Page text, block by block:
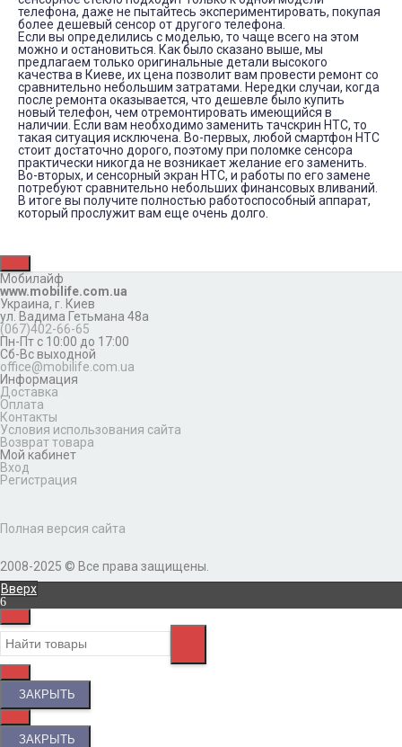
телефона, даже не пытайтесь экспериментировать, покупая
более дешевый сенсор от другого телефона.
Если вы определились с моделью, то чаще всего на этом
можно и остановиться. Как было сказано выше, мы
предлагаем только оригинальные детали высокого
качества в Киеве, их цена позволит вам провести ремонт со
сравнительно небольшим затратами. Нередки случаи, когда
после ремонта оказывается, что дешевле было купить
новый телефон, чем отремонтировать имеющийся в
наличии. Если вам необходимо заменить тачскрин HTC, то
такая ситуация исключена. Во-первых, любой смартфон HTC
стоит достаточно дорого, поэтому при поломке сенсора
практически никогда не возникает желание его заменить.
Во-вторых, и сенсорный экран HTC, и работы по его замене
потребуют сравнительно небольших финансовых вливаний.
В итоге вы получите полностью работоспособный аппарат,
который прослужит вам еще очень долго.
Мобилайф
www.mobilife.com.ua
Украина, г. Киев
ул. Вадима Гетьмана 48а
(067)402-66-65
Пн-Пт с 10:00 до 17:00
Сб-Вс выходной
office@mobilife.com.ua
Информация
Доставка
Оплата
Контакты
Условия использования сайта
Возврат товара
Мой кабинет
Вход
Регистрация
Полная версия сайта
2008-2025 © Все права защищены.
Вверх
ЗАКРЫТЬ
ЗАКРЫТЬ